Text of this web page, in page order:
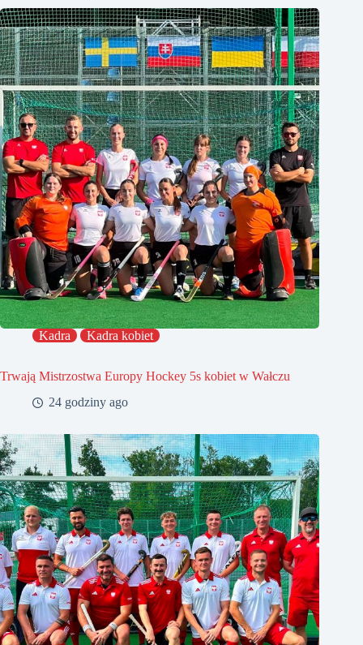
Kadra Kadra kobiet
Trwają Mistrzostwa Europy Hockey 5s kobiet w Wałczu
24 godziny ago